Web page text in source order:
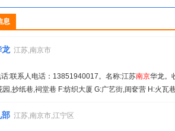
息
龙 江苏,南京市
:联系人电话：13851940017。名称:江苏南京华龙。
园,抄纸巷,祠堂巷 F:纺织大厦 G:广艺街,闺奁营 H:火
部 江苏,南京市,江宁区